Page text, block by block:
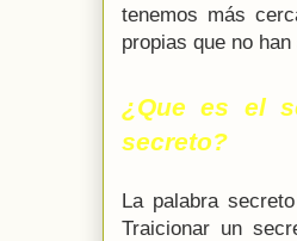
tenemos más
propias que no
¿Que es el
secreto?
La palabra
Traicionar un